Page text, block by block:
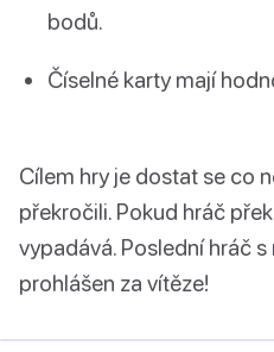
bodů.
Číselné karty mají
Cílem hry je dostat se co
překročili. Pokud hráč
vypadává. Poslední hráč
prohlášen za vítěze!